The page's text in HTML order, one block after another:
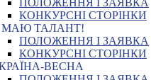
ПОЛОЖЕННЯ І ЗАЯВКА
КОНКУРСНІ СТОРІНКИ
МАЮ ТАЛАНТ!
ПОЛОЖЕННЯ І ЗАЯВКА
КОНКУРСНІ СТОРІНКИ
ВЕСНА